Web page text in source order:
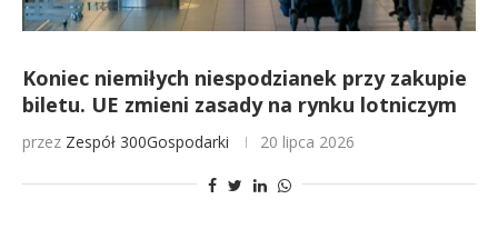
Koniec niemiłych niespodzianek przy zakupie
biletu. UE zmieni zasady na rynku lotniczym
przez Zespół 300Gospodarki 20 lipca 2026